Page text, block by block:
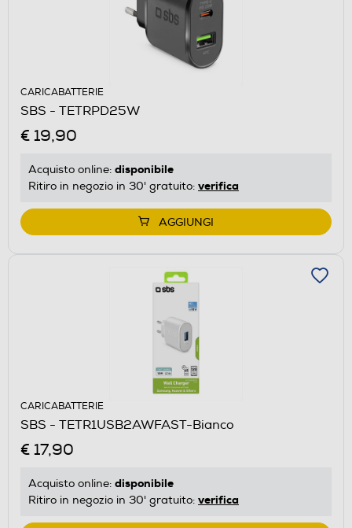
CARICABATTERIE
SBS - TETRPD25W
€ 19,90
Acquisto online: disponibile
Ritiro in negozio in 30' gratuito: verifica
AGGIUNGI
CARICABATTERIE
SBS - TETR1USB2AWFAST-Bianco
€ 17,90
Acquisto online: disponibile
Ritiro in negozio in 30' gratuito: verifica